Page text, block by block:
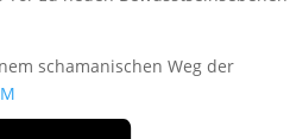
schamanischen Weg der